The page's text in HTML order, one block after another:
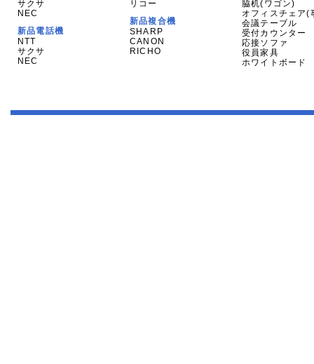
サクサ
NEC
新品電話機
NTT
サクサ
NEC
リコー
新品複合機
SHARP
CANON
RICHO
脇机(ワゴン)
オフィスチェア(
会議テーブル
受付カウンター
応接ソファ
役員家具
ホワイトボード